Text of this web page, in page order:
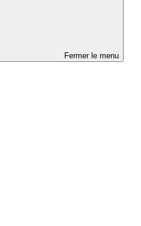
Fermer le menu